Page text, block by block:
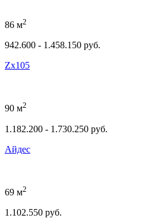
86 м2
942.600 - 1.458.150 руб.
Zx105
90 м2
1.182.200 - 1.730.250 руб.
Айдес
69 м2
1.102.550 руб.